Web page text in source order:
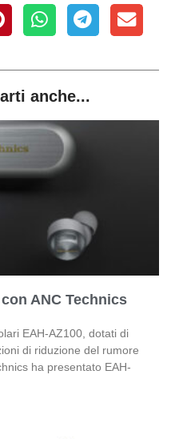
anche...
ANC Technics
EAH-AZ100, dotati di
di riduzione del rumore
ha presentato EAH-